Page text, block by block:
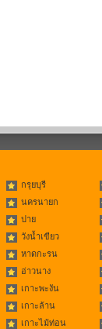
กรุยบุรี
นครนายก
ปาย
วังน้ำเขียว
หาดกะรน
อ่าวนาง
เกาะพะงัน
เกาะล้าน
เกาะไม้ท่อน